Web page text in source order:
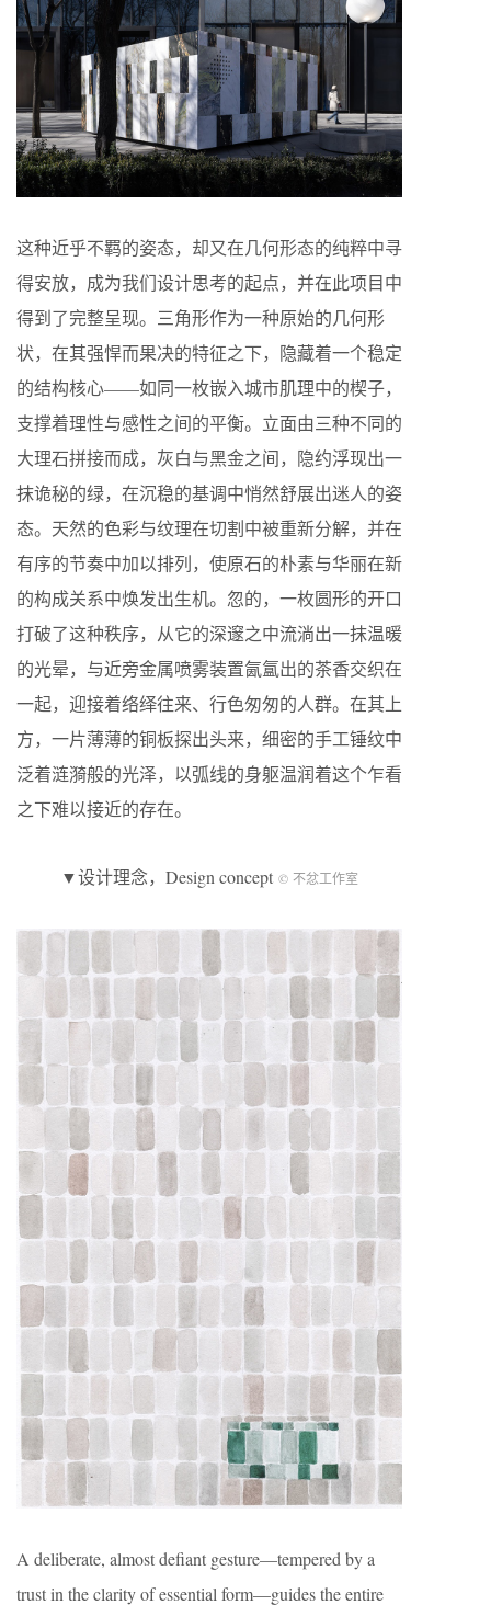
这种近乎不羁的姿态，却又在几何形态的纯粹中寻
得安放，成为我们设计思考的起点，并在此项目中
得到了完整呈现。三角形作为一种原始的几何形
状，在其强悍而果决的特征之下，隐藏着一个稳定
的结构核心——如同一枚嵌入城市肌理中的楔子，
支撑着理性与感性之间的平衡。立面由三种不同的
大理石拼接而成，灰白与黑金之间，隐约浮现出一
抹诡秘的绿，在沉稳的基调中悄然舒展出迷人的姿
态。天然的色彩与纹理在切割中被重新分解，并在
有序的节奏中加以排列，使原石的朴素与华丽在新
的构成关系中焕发出生机。忽的，一枚圆形的开口
打破了这种秩序，从它的深邃之中流淌出一抹温暖
的光晕，与近旁金属喷雾装置氤氲出的茶香交织在
一起，迎接着络绎往来、行色匆匆的人群。在其上
方，一片薄薄的铜板探出头来，细密的手工锤纹中
泛着涟漪般的光泽，以弧线的身躯温润着这个乍看
之下难以接近的存在。
▼设计理念，Design concept © 不忿工作室
A deliberate, almost defiant gesture—tempered by a
trust in the clarity of essential form—guides the entire